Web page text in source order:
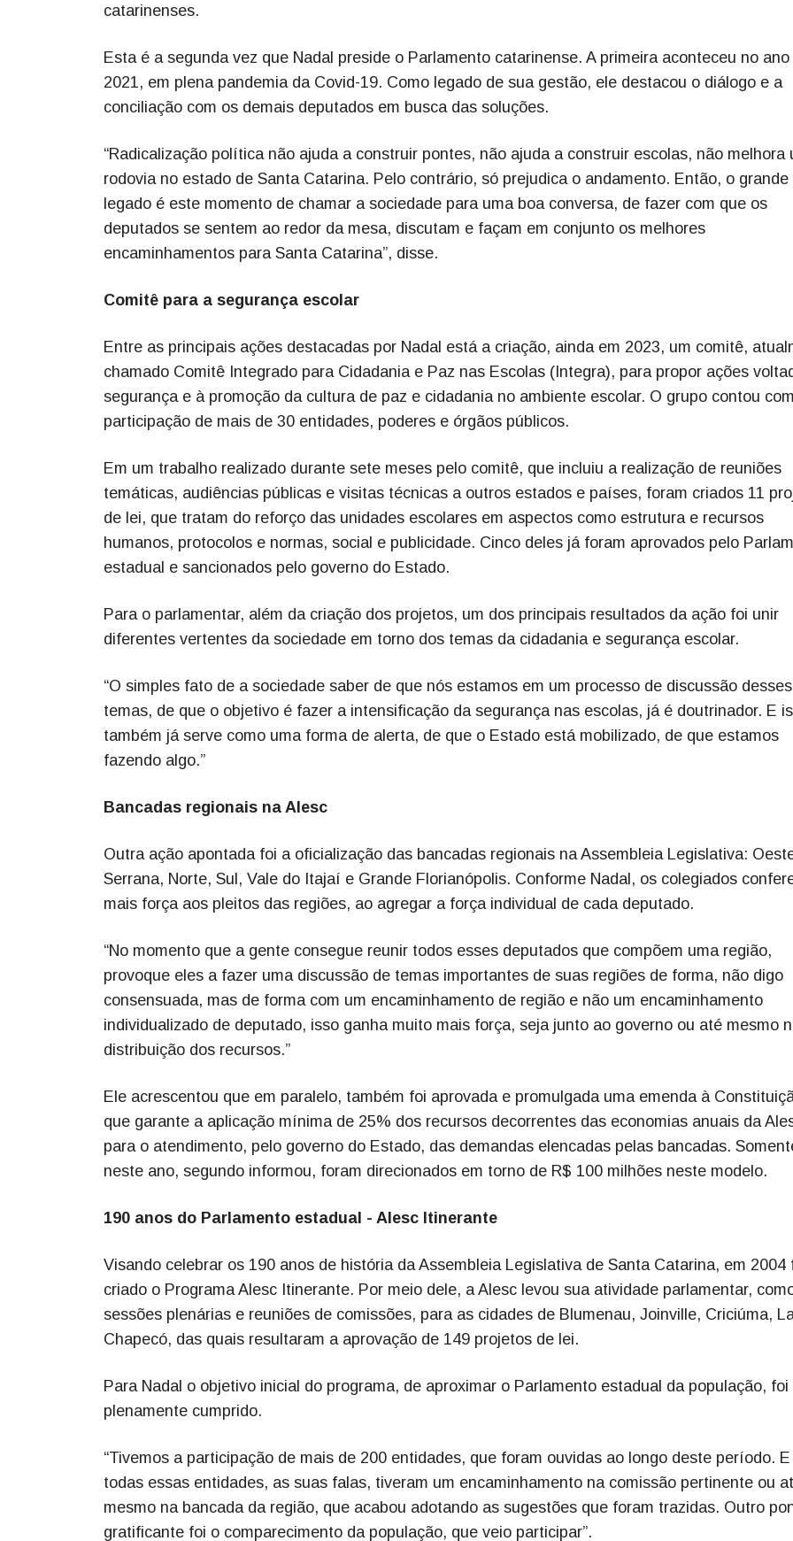
catarinenses.
Esta é a segunda vez que Nadal preside o Parlamento catarinense. A primeira aconteceu no ano
2021, em plena pandemia da Covid-19. Como legado de sua gestão, ele destacou o diálogo e a
conciliação com os demais deputados em busca das soluções.
“Radicalização política não ajuda a construir pontes, não ajuda a construir escolas, não melhora
rodovia no estado de Santa Catarina. Pelo contrário, só prejudica o andamento. Então, o grande
legado é este momento de chamar a sociedade para uma boa conversa, de fazer com que os
deputados se sentem ao redor da mesa, discutam e façam em conjunto os melhores
encaminhamentos para Santa Catarina”, disse.
Comitê para a segurança escolar
Entre as principais ações destacadas por Nadal está a criação, ainda em 2023, um comitê,
chamado Comitê Integrado para Cidadania e Paz nas Escolas (Integra), para propor ações
segurança e à promoção da cultura de paz e cidadania no ambiente escolar. O grupo contou
participação de mais de 30 entidades, poderes e órgãos públicos.
Em um trabalho realizado durante sete meses pelo comitê, que incluiu a realização de reuniões
temáticas, audiências públicas e visitas técnicas a outros estados e países, foram criados 11
de lei, que tratam do reforço das unidades escolares em aspectos como estrutura e recursos
humanos, protocolos e normas, social e publicidade. Cinco deles já foram aprovados pelo
estadual e sancionados pelo governo do Estado.
Para o parlamentar, além da criação dos projetos, um dos principais resultados da ação foi unir
diferentes vertentes da sociedade em torno dos temas da cidadania e segurança escolar.
“O simples fato de a sociedade saber de que nós estamos em um processo de discussão desses
temas, de que o objetivo é fazer a intensificação da segurança nas escolas, já é doutrinador. E
também já serve como uma forma de alerta, de que o Estado está mobilizado, de que estamos
fazendo algo.”
Bancadas regionais na Alesc
Outra ação apontada foi a oficialização das bancadas regionais na Assembleia Legislativa:
Serrana, Norte, Sul, Vale do Itajaí e Grande Florianópolis. Conforme Nadal, os colegiados
mais força aos pleitos das regiões, ao agregar a força individual de cada deputado.
“No momento que a gente consegue reunir todos esses deputados que compõem uma região,
provoque eles a fazer uma discussão de temas importantes de suas regiões de forma, não digo
consensuada, mas de forma com um encaminhamento de região e não um encaminhamento
individualizado de deputado, isso ganha muito mais força, seja junto ao governo ou até mesmo
distribuição dos recursos.”
Ele acrescentou que em paralelo, também foi aprovada e promulgada uma emenda à
que garante a aplicação mínima de 25% dos recursos decorrentes das economias anuais da
para o atendimento, pelo governo do Estado, das demandas elencadas pelas bancadas.
neste ano, segundo informou, foram direcionados em torno de R$ 100 milhões neste modelo.
190 anos do Parlamento estadual - Alesc Itinerante
Visando celebrar os 190 anos de história da Assembleia Legislativa de Santa Catarina, em 2004
criado o Programa Alesc Itinerante. Por meio dele, a Alesc levou sua atividade parlamentar,
sessões plenárias e reuniões de comissões, para as cidades de Blumenau, Joinville, Criciúma,
Chapecó, das quais resultaram a aprovação de 149 projetos de lei.
Para Nadal o objetivo inicial do programa, de aproximar o Parlamento estadual da população, foi
plenamente cumprido.
“Tivemos a participação de mais de 200 entidades, que foram ouvidas ao longo deste período. E
todas essas entidades, as suas falas, tiveram um encaminhamento na comissão pertinente ou
mesmo na bancada da região, que acabou adotando as sugestões que foram trazidas. Outro
gratificante foi o comparecimento da população, que veio participar”.